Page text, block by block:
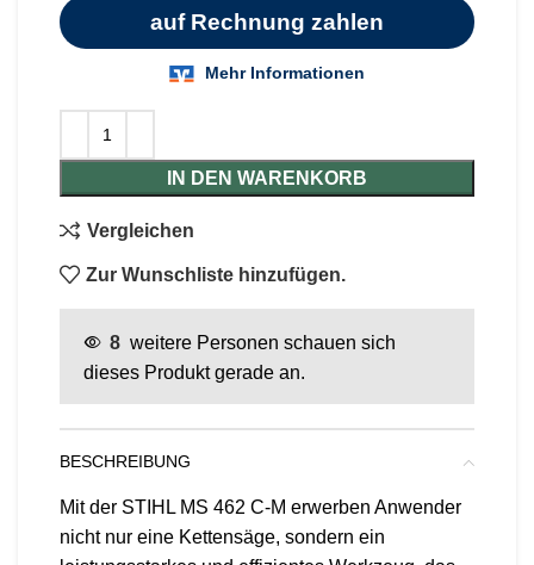
IN DEN WARENKORB
Vergleichen
Zur Wunschliste hinzufügen.
8 weitere Personen schauen sich
dieses Produkt gerade an.
BESCHREIBUNG
Mit der STIHL MS 462 C-M erwerben Anwender
nicht nur eine Kettensäge, sondern ein